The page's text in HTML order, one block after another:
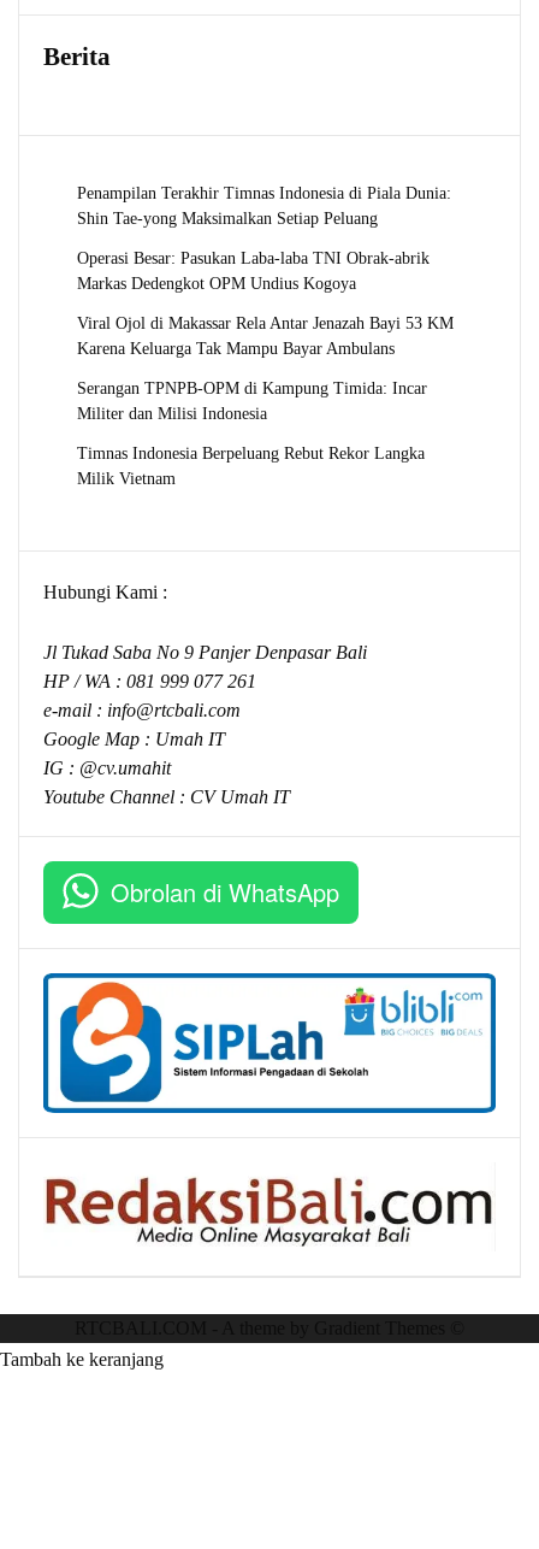
Berita
Penampilan Terakhir Timnas Indonesia di Piala Dunia:
Shin Tae-yong Maksimalkan Setiap Peluang
Operasi Besar: Pasukan Laba-laba TNI Obrak-abrik
Markas Dedengkot OPM Undius Kogoya
Viral Ojol di Makassar Rela Antar Jenazah Bayi 53 KM
Karena Keluarga Tak Mampu Bayar Ambulans
Serangan TPNPB-OPM di Kampung Timida: Incar
Militer dan Milisi Indonesia
Timnas Indonesia Berpeluang Rebut Rekor Langka
Milik Vietnam
Hubungi Kami :
Jl Tukad Saba No 9 Panjer Denpasar Bali
HP / WA : 081 999 077 261
e-mail : info@rtcbali.com
Google Map : Umah IT
IG : @cv.umahit
Youtube Channel : CV Umah IT
Obrolan di WhatsApp
Tambah ke keranjang